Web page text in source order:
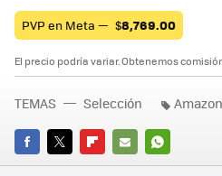
PVP en Meta — $8,769.00
El precio podría variar. Obtenemos
FACEBOOK
TWITTERFLIPBOARD
E-
WHATSAPP
TEMAS Selección